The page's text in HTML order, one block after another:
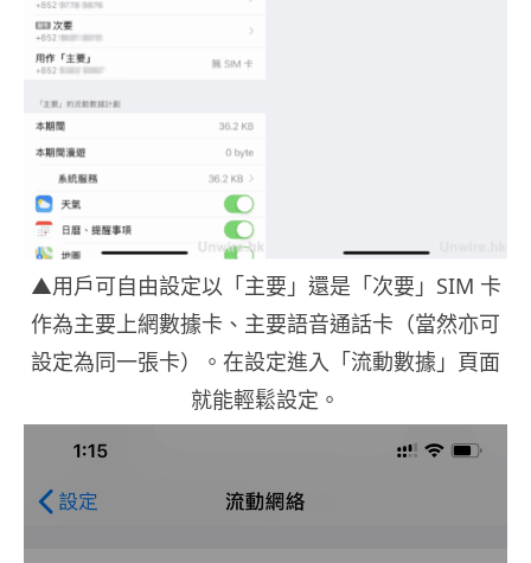
▲用戶可自由設定以「主要」還是「次要」SIM 卡
作為主要上網數據卡、主要語音通話卡（當然亦可
設定為同一張卡）。在設定進入「流動數據」頁面
就能輕鬆設定。